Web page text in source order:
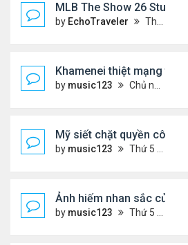
MLB The Show 26 Stubs
by EchoTraveler Thứ 6 Tháng 8 07, 2026 12:31 am
Khamenei thiệt mạng
by music123 Chủ nhật Tháng 3 01, 2026 5:22 am
Mỹ siết chặt quyền công
by music123 Thứ 5 Tháng 8 06, 2026 5:09 pm
Ảnh hiếm nhan sắc của
by music123 Thứ 5 Tháng 8 06, 2026 4:56 pm